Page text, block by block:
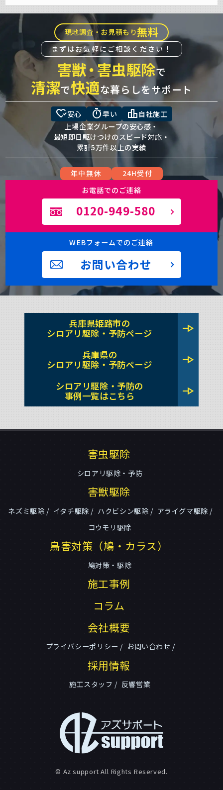
現地調査・お見積もり無料
まずはお気軽にご相談ください！
害獣・害虫駆除で
清潔で快適な暮らしをサポート
heart_check安心 timer早い leaderboard 自社施工
上場企業グループの安心感・
最短即日駆けつけのスピード対応・
累計5万件以上の実績
年中無休
24H受付
お電話でのご連絡
0120-949-580
WEBフォームでのご連絡
お問い合わせ
兵庫県姫路市の
シロアリ駆除・予防ページ
line_end_arrow
兵庫県の
シロアリ駆除・予防ページ
line_end_arrow
シロアリ駆除・予防の
事例一覧はこちら
line_end_arrow
害虫駆除
シロアリ駆除・予防
害獣駆除
ネズミ駆除 イタチ駆除 ハクビシン駆除
アライグマ駆除
コウモリ駆除
鳥害対策（鳩・カラス）
鳩対策・駆除
施工事例
コラム
会社概要
プライバシーポリシー お問い合わせ
採用情報
施工スタッフ 反響営業
© Az support All Rights Reserved.